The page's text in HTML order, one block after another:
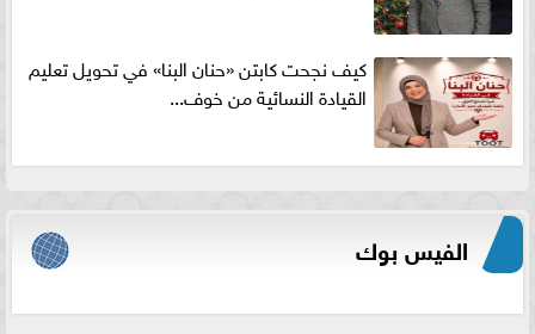
كيف نجحت كابتن «حنان البنا» في تحويل تعليم
القيادة النسائية من خوف...
الفيس بوك